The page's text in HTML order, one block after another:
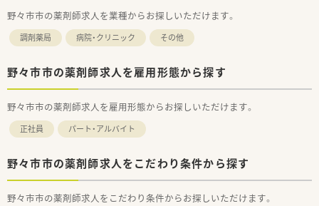
野々市市の薬剤師求人を業種からお探しいただけます。
調剤薬局 病院・クリニック その他
野々市市の薬剤師求人を雇用形態から探す
野々市市の薬剤師求人を雇用形態からお探しいただけます。
正社員 パート・アルバイト
野々市市の薬剤師求人をこだわり条件から探す
野々市市の薬剤師求人をこだわり条件からお探しいただけます。